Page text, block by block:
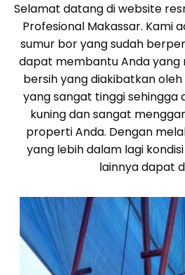
Selamat datang di website
Profesional Makassar. Kami
sumur bor yang sudah
dapat membantu Anda yang
bersih yang diakibatkan
yang sangat tinggi sehingga
kuning dan sangat
properti Anda. Dengan
yang lebih dalam lagi
lainnya dapat